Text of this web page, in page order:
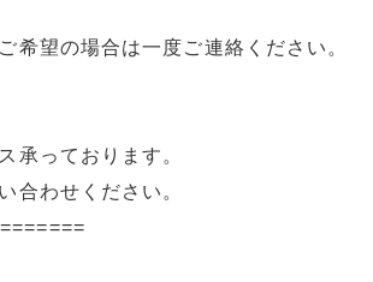
望の場合は一度ご連絡ください。
承っております。
合わせください。